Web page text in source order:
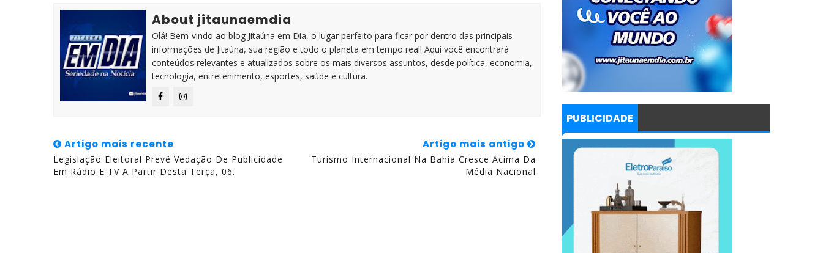
About jitaunaemdia
Olá! Bem-vindo ao blog Jitaúna em Dia, o lugar perfeito para ficar por dentro das principais
informações de Jitaúna, sua região e todo o planeta em tempo real! Aqui você encontrará
conteúdos relevantes e atualizados sobre os mais diversos assuntos, desde política, economia,
tecnologia, entretenimento, esportes, saúde e cultura.
Artigo mais recente
Legislação Eleitoral Prevê Vedação De Publicidade
Em Rádio E TV A Partir Desta Terça, 06.
Artigo mais antigo
Turismo Internacional Na Bahia Cresce Acima Da
Média Nacional
PUBLICIDADE